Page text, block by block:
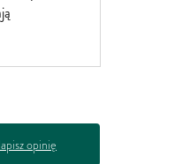
dla
opinię